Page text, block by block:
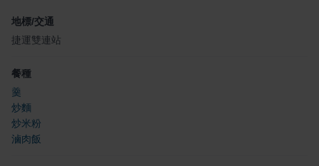
地標/交通
捷運雙連站
餐種
羹
炒麵
炒米粉
滷肉飯